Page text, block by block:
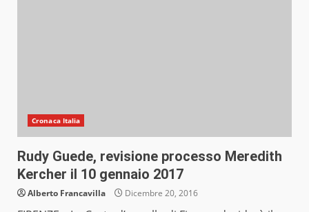
Cronaca Italia
Rudy Guede, revisione processo Meredith
Kercher il 10 gennaio 2017
Alberto Francavilla Dicembre 20, 2016